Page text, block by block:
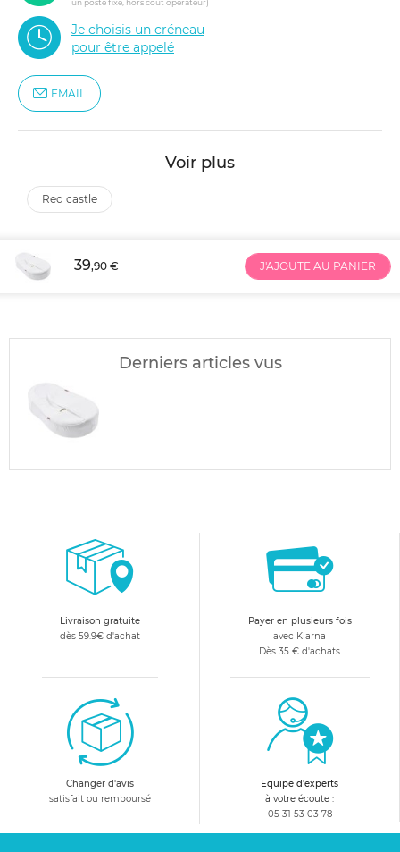
un poste fixe, hors coût opérateur)
Je choisis un créneau
pour être appelé
EMAIL
Voir plus
red castle
39,90 € J'AJOUTE AU PANIER
Derniers articles vus
Livraison gratuite
dès 59.9€ d'achat
Payer en plusieurs fois
avec Klarna
Dès 35 € d'achats
Changer d'avis
satisfait ou remboursé
Equipe d'experts
à votre écoute :
05 31 53 03 78